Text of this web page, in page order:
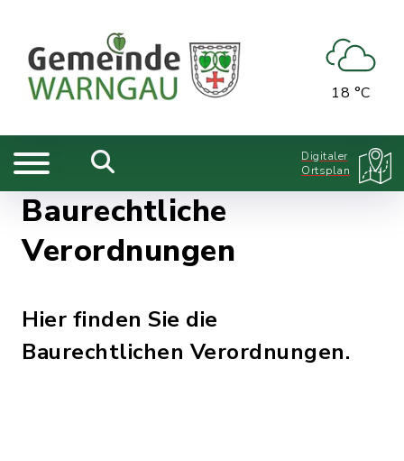
18 °C
Digitaler
Ortsplan
Baurechtliche
Verordnungen
Hier finden Sie die
Baurechtlichen Verordnungen.